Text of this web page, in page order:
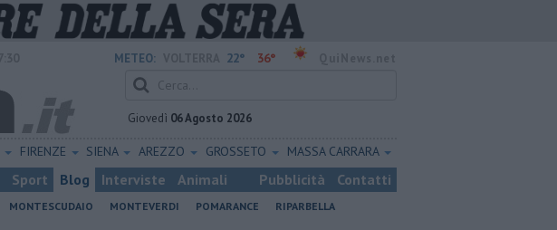
METEO: 22° 36°
Giovedì 06 Agosto 2026
FIRENZE SIENA AREZZO GROSSETO MASSA CARRARA
Sport Blog Interviste Animali Pubblicità Contatti
MONTESCUDAIO MONTEVERDI POMARANCE
RIPARBELLA